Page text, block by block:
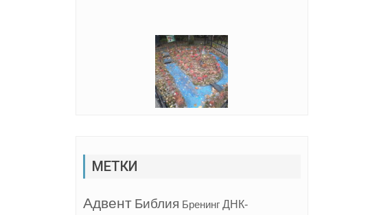
МЕТКИ
Адвент Библия Бренинг ДНК-